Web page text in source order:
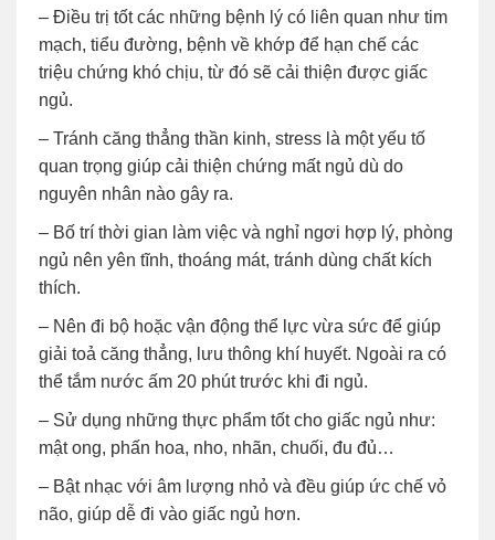
– Điều trị tốt các những bệnh lý có liên quan như tim
mạch, tiểu đường, bệnh về khớp để hạn chế các
triệu chứng khó chịu, từ đó sẽ cải thiện được giấc
ngủ.
– Tránh căng thẳng thần kinh, stress là một yếu tố
quan trọng giúp cải thiện chứng mất ngủ dù do
nguyên nhân nào gây ra.
– Bố trí thời gian làm việc và nghỉ ngơi hợp lý, phòng
ngủ nên yên tĩnh, thoáng mát, tránh dùng chất kích
thích.
– Nên đi bộ hoặc vận động thể lực vừa sức để giúp
giải toả căng thẳng, lưu thông khí huyết. Ngoài ra có
thể tắm nước ấm 20 phút trước khi đi ngủ.
– Sử dụng những thực phẩm tốt cho giấc ngủ như:
mật ong, phấn hoa, nho, nhãn, chuối, đu đủ…
– Bật nhạc với âm lượng nhỏ và đều giúp ức chế vỏ
não, giúp dễ đi vào giấc ngủ hơn.